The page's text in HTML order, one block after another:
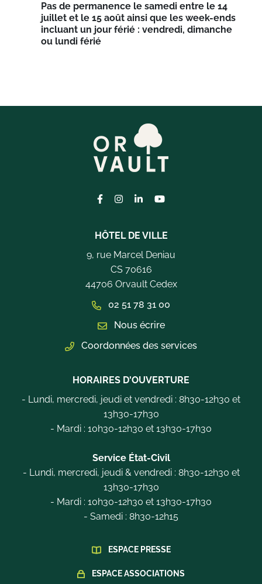
Pas de permanence le samedi entre le 14
juillet et le 15 août ainsi que les week-ends
incluant un jour férié : vendredi, dimanche
ou lundi férié
Lien vers le compte Facebook
Lien vers le compte Instagram
Lien vers le compte Linkedin
Lien vers la chaîne
HÔTEL DE VILLE
9, rue Marcel Deniau
CS 70616
44706 Orvault Cedex
02 51 78 31 00
Nous écrire
Coordonnées des services
HORAIRES D'OUVERTURE
- Lundi, mercredi, jeudi et vendredi : 8h30-12h30 et
13h30-17h30
- Mardi : 10h30-12h30 et 13h30-17h30
Service État-Civil
- Lundi, mercredi, jeudi & vendredi : 8h30-12h30 et
13h30-17h30
- Mardi : 10h30-12h30 et 13h30-17h30
- Samedi : 8h30-12h15
ESPACE PRESSE
ESPACE ASSOCIATIONS